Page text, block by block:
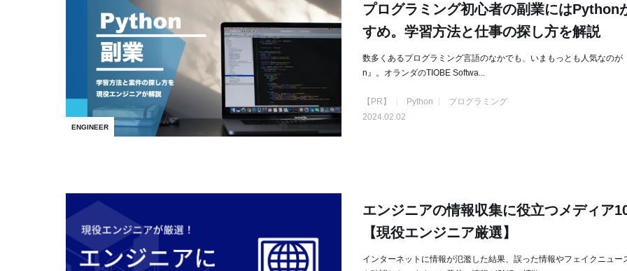
ENGINEER
プログラミング初心者の副業にはPython
すめ。学習方法と仕事の探し方を解説
数多くあるプログラミング言語のなかでも、いまもっとも人気なのが
n』。オランダのTIOBE Softwa...
【PR】 Python
プログラミング
2024.02.02
エンジニアの情報収集に役立つメディア
【現役エンジニア厳選】
インターネットに情報が氾濫した結果、誤った情報やフェイクニュー